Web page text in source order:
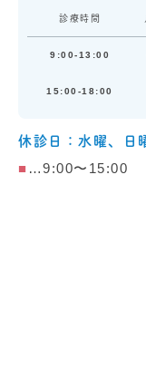
診療時間
9:00-13:00
15:00-18:00
休診日：水曜、日
■ …9:00〜15:00